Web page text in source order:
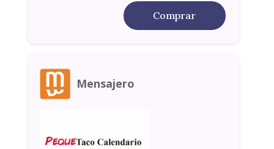
Comprar
Mensajero